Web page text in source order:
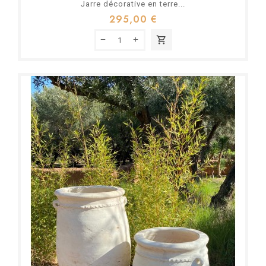
Jarre décorative en terre...
295,00 €
shopping_cart